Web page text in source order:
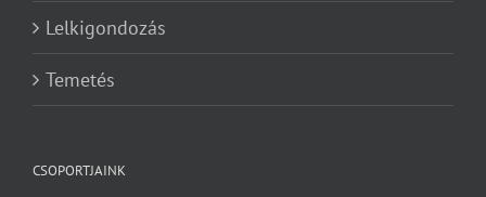
Lelkigondozás
Temetés
CSOPORTJAINK